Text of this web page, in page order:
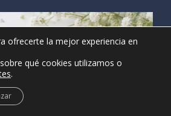
ofrecerte la mejor experiencia en
qué cookies utilizamos o
.